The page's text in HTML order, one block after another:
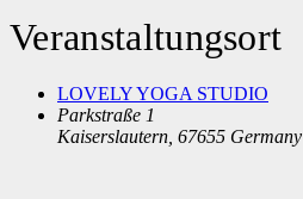
Veranstaltungsort
LOVELY YOGA STUDIO
Parkstraße 1
Kaiserslautern 67655 Germany